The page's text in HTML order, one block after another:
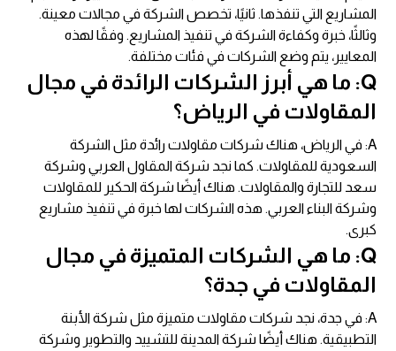
المشاريع التي تنفذها. ثانيًا، تخصص الشركة في مجالات معينة.
وثالثًا، خبرة وكفاءة الشركة في تنفيذ المشاريع. وفقًا لهذه
المعايير، يتم وضع الشركات في فئات مختلفة.
Q: ما هي أبرز الشركات الرائدة في مجال
المقاولات في الرياض؟
A: في الرياض، هناك شركات مقاولات رائدة مثل الشركة
السعودية للمقاولات. كما نجد شركة المقاول العربي وشركة
سعد للتجارة والمقاولات. هناك أيضًا شركة الحكير للمقاولات
وشركة البناء العربي. هذه الشركات لها خبرة في تنفيذ مشاريع
كبرى.
Q: ما هي الشركات المتميزة في مجال
المقاولات في جدة؟
A: في جدة، نجد شركات مقاولات متميزة مثل شركة الأبنة
التطبيقية. هناك أيضًا شركة المدينة للتشييد والتطوير وشركة